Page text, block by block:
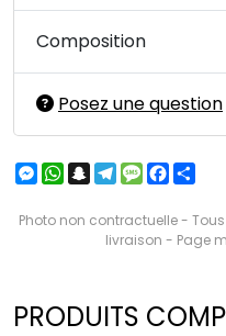
Composition
Posez une question
Messenger
WhatsApp
Snapchat
Telegram
Message
Photo non contractuelle -
livraison - Page
PRODUITS